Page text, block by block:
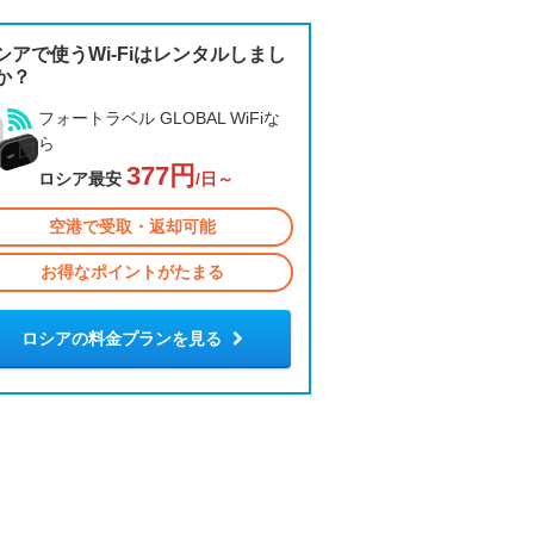
アで使うWi-Fiはレンタルしまし
？
フォートラベル GLOBAL WiFiな
ら
ロシア最安 377円 /日～
空港で受取・返却可能
お得なポイントがたまる
ロシアの料金プランを見る